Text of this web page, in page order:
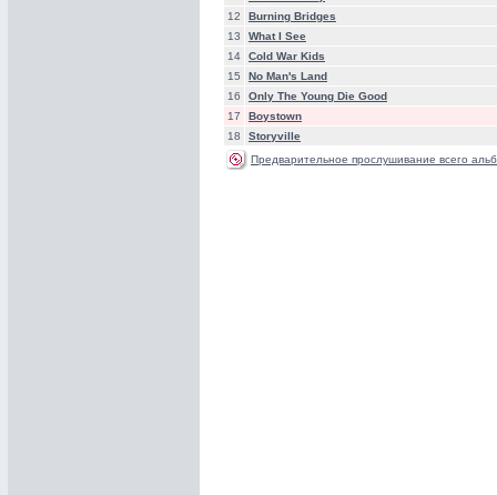
12
Burning Bridges
13
What I See
14
Cold War Kids
15
No Man's Land
16
Only The Young Die Good
17
Boystown
18
Storyville
Предварительное прослушивание всего